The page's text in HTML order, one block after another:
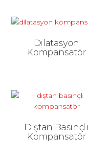
Dilatasyon
Kompansatör
Dıştan Basınçlı
Kompansatör